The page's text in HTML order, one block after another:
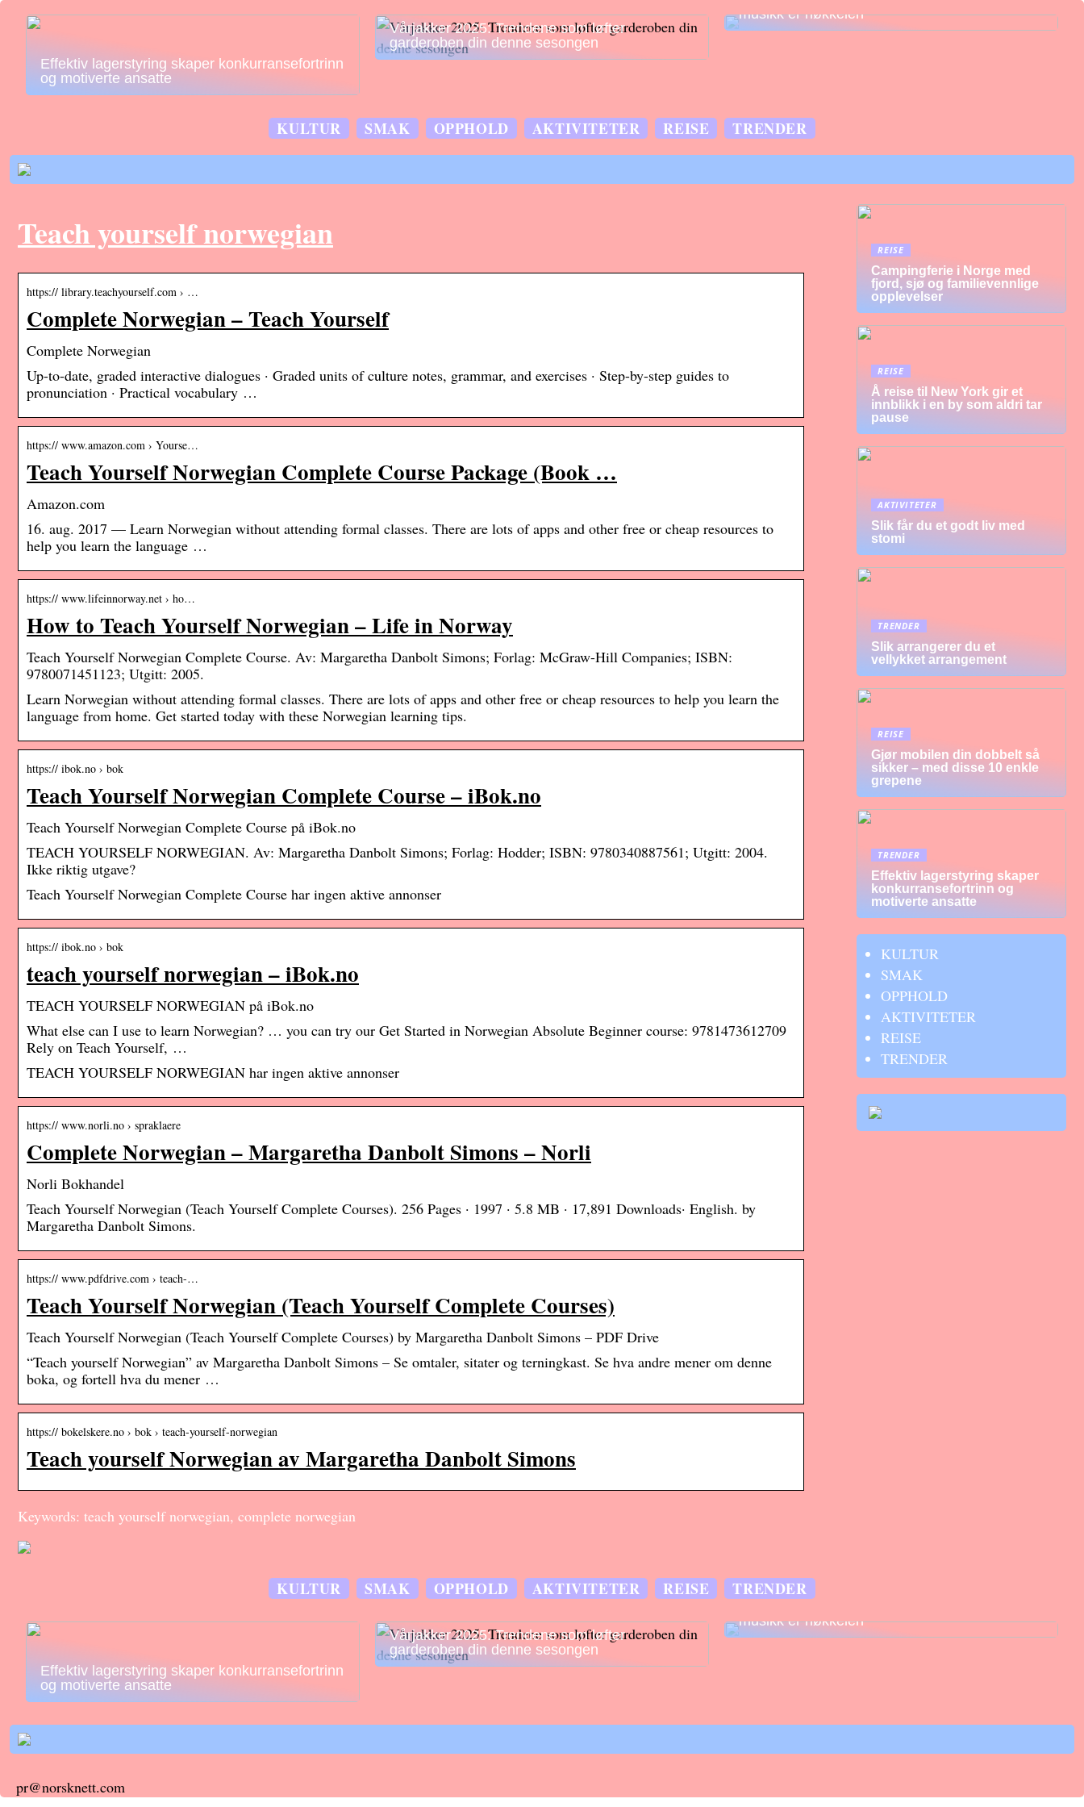
Effektiv lagerstyring skaper konkurransefortrinn
og motiverte ansatte
Vårjakker 2025: Trendene som løfter
garderoben din denne sesongen
musikk er nøkkelen
KULTUR SMAK OPPHOLD AKTIVITETER REISE TRENDER
Teach yourself norwegian
https:// library.teachyourself.com › …
Complete Norwegian – Teach Yourself
Complete Norwegian
Up-to-date, graded interactive dialogues · Graded units of culture notes, grammar, and exercises · Step-by-step guides to
pronunciation · Practical vocabulary …
https:// www.amazon.com › Yourse…
Teach Yourself Norwegian Complete Course Package (Book …
Amazon.com
16. aug. 2017 — Learn Norwegian without attending formal classes. There are lots of apps and other free or cheap resources to
help you learn the language …
https:// www.lifeinnorway.net › ho…
How to Teach Yourself Norwegian – Life in Norway
Teach Yourself Norwegian Complete Course. Av: Margaretha Danbolt Simons; Forlag: McGraw-Hill Companies; ISBN:
9780071451123; Utgitt: 2005.
Learn Norwegian without attending formal classes. There are lots of apps and other free or cheap resources to help you learn the
language from home. Get started today with these Norwegian learning tips.
https:// ibok.no › bok
Teach Yourself Norwegian Complete Course – iBok.no
Teach Yourself Norwegian Complete Course på iBok.no
TEACH YOURSELF NORWEGIAN. Av: Margaretha Danbolt Simons; Forlag: Hodder; ISBN: 9780340887561; Utgitt: 2004.
Ikke riktig utgave?
Teach Yourself Norwegian Complete Course har ingen aktive annonser
https:// ibok.no › bok
teach yourself norwegian – iBok.no
TEACH YOURSELF NORWEGIAN på iBok.no
What else can I use to learn Norwegian? … you can try our Get Started in Norwegian Absolute Beginner course: 9781473612709
Rely on Teach Yourself, …
TEACH YOURSELF NORWEGIAN har ingen aktive annonser
https:// www.norli.no › spraklaere
Complete Norwegian – Margaretha Danbolt Simons – Norli
Norli Bokhandel
Teach Yourself Norwegian (Teach Yourself Complete Courses). 256 Pages · 1997 · 5.8 MB · 17,891 Downloads· English. by
Margaretha Danbolt Simons.
https:// www.pdfdrive.com › teach-…
Teach Yourself Norwegian (Teach Yourself Complete Courses)
Teach Yourself Norwegian (Teach Yourself Complete Courses) by Margaretha Danbolt Simons – PDF Drive
“Teach yourself Norwegian” av Margaretha Danbolt Simons – Se omtaler, sitater og terningkast. Se hva andre mener om denne
boka, og fortell hva du mener …
https:// bokelskere.no › bok › teach-yourself-norwegian
Teach yourself Norwegian av Margaretha Danbolt Simons
Keywords: teach yourself norwegian, complete norwegian
REISE
Campingferie i Norge med
fjord, sjø og familievennlige
opplevelser
REISE
Å reise til New York gir et
innblikk i en by som aldri tar
pause
AKTIVITETER
Slik får du et godt liv med
stomi
TRENDER
Slik arrangerer du et
vellykket arrangement
REISE
Gjør mobilen din dobbelt så
sikker – med disse 10 enkle
grepene
TRENDER
Effektiv lagerstyring skaper
konkurransefortrinn og
motiverte ansatte
KULTUR
SMAK
OPPHOLD
AKTIVITETER
REISE
TRENDER
KULTUR SMAK OPPHOLD AKTIVITETER REISE TRENDER
Effektiv lagerstyring skaper konkurransefortrinn
og motiverte ansatte
Vårjakker 2025: Trendene som løfter
garderoben din denne sesongen
musikk er nøkkelen
pr@norsknett.com